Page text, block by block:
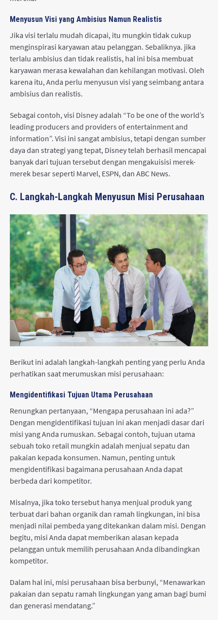
Menyusun Visi yang Ambisius Namun Realistis
Jika visi terlalu mudah dicapai, itu mungkin tidak cukup
menginspirasi karyawan atau pelanggan. Sebaliknya. jika
terlalu ambisius dan tidak realistis, hal ini bisa membuat
karyawan merasa kewalahan dan kehilangan motivasi. Oleh
karena itu, Anda perlu menyusun visi yang seimbang antara
ambisius dan realistis.
Sebagai contoh, visi Disney adalah “To be one of the world’s
leading producers and providers of entertainment and
information”. Visi ini sangat ambisius, tetapi dengan sumber
daya dan strategi yang tepat, Disney telah berhasil mencapai
banyak dari tujuan tersebut dengan mengakuisisi merek-
merek besar seperti Marvel, ESPN, dan ABC News.
C. Langkah-Langkah Menyusun Misi Perusahaan
Berikut ini adalah langkah-langkah penting yang perlu Anda
perhatikan saat merumuskan misi perusahaan:
Mengidentifikasi Tujuan Utama Perusahaan
Renungkan pertanyaan, “Mengapa perusahaan ini ada?”
Dengan mengidentifikasi tujuan ini akan menjadi dasar dari
misi yang Anda rumuskan. Sebagai contoh, tujuan utama
sebuah toko retail mungkin adalah menjual sepatu dan
pakaian kepada konsumen. Namun, penting untuk
mengidentifikasi bagaimana perusahaan Anda dapat
berbeda dari kompetitor.
Misalnya, jika toko tersebut hanya menjual produk yang
terbuat dari bahan organik dan ramah lingkungan, ini bisa
menjadi nilai pembeda yang ditekankan dalam misi. Dengan
begitu, misi Anda dapat memberikan alasan kepada
pelanggan untuk memilih perusahaan Anda dibandingkan
kompetitor.
Dalam hal ini, misi perusahaan bisa berbunyi, “Menawarkan
pakaian dan sepatu ramah lingkungan yang aman bagi bumi
dan generasi mendatang.”